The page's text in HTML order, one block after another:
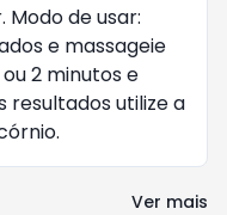
de usar:
e massageie
2 minutos e
resultados utilize a
Ver mais